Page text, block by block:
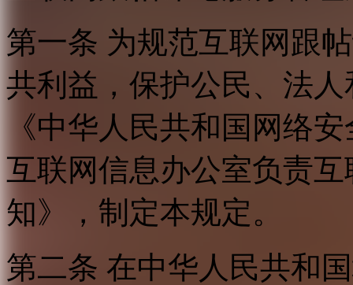
第一条 为规范互联网跟
共利益，保护公民、法
《中华人民共和国网络
互联网信息办公室负责
知》，制定本规定。
第二条 在中华人民共和